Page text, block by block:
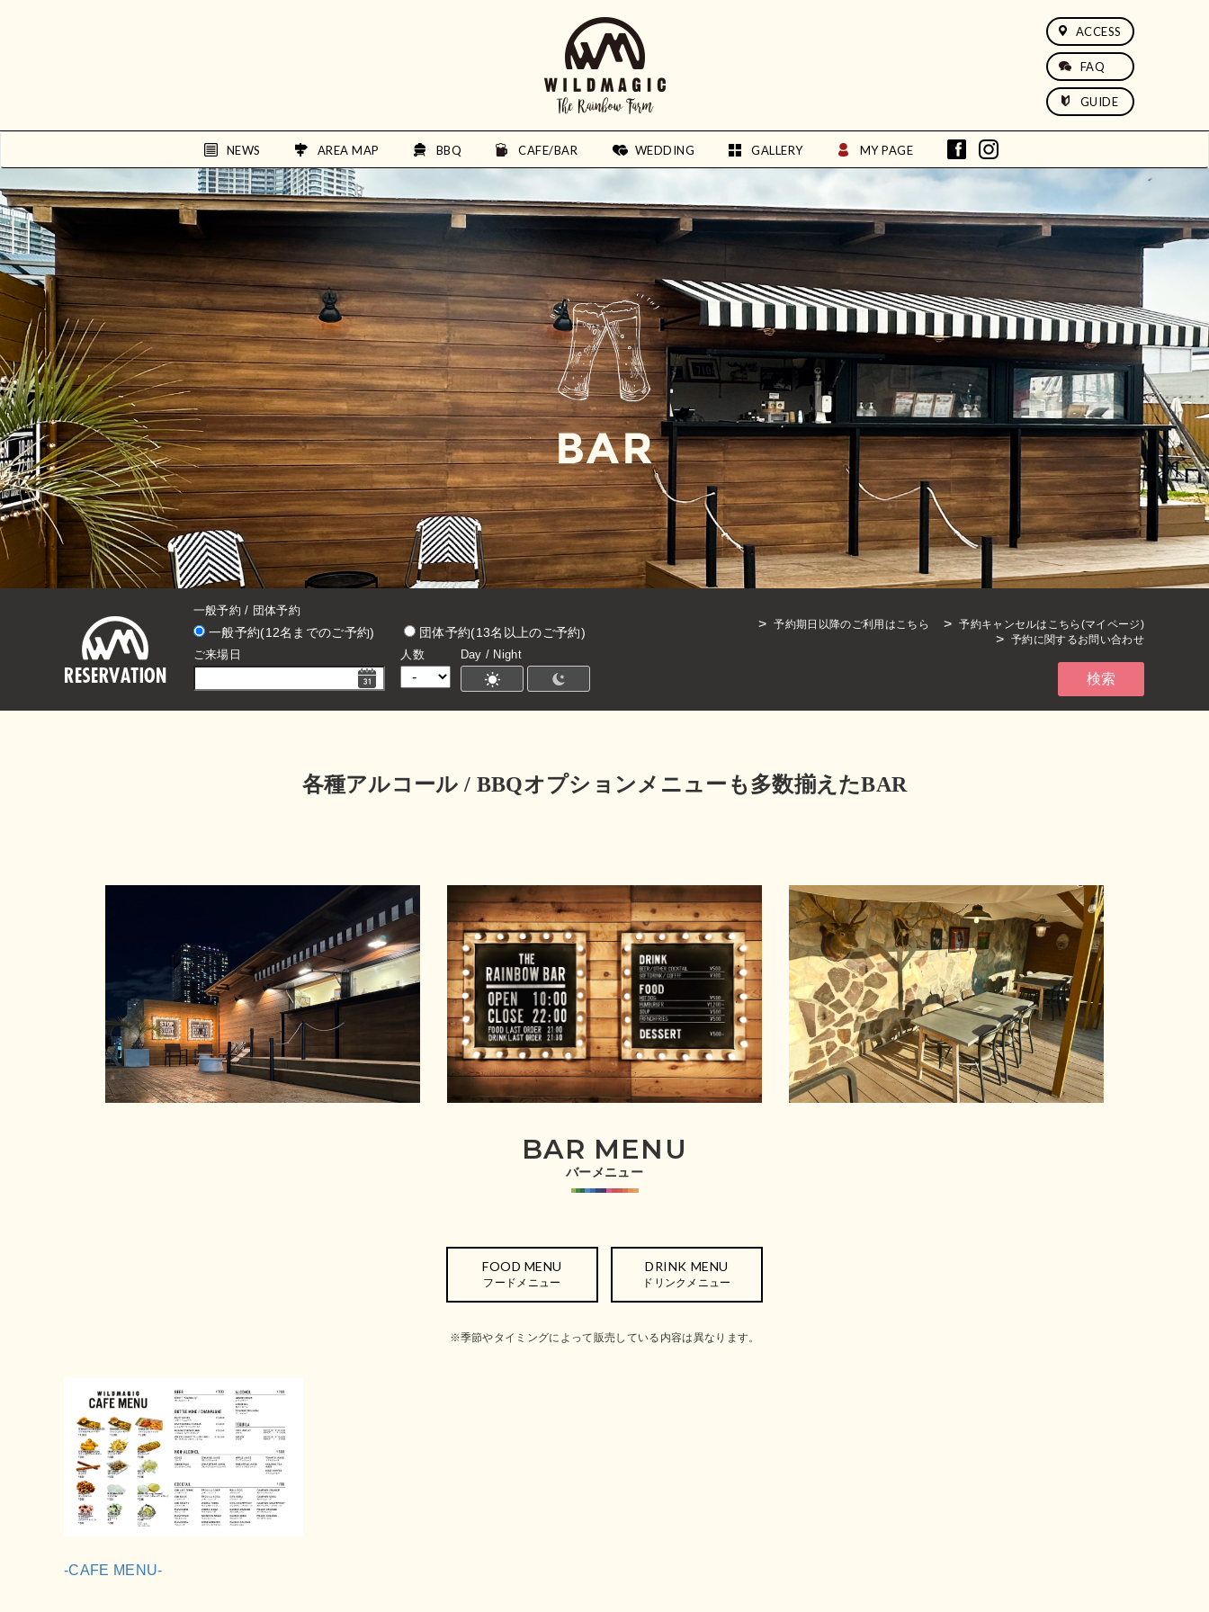
ACCESS
FAQ
GUIDE
NEWS AREA MAP BBQ CAFE/BAR WEDDING GALLERY MY PAGE
一般予約 / 団体予約
一般予約(12名までのご予約) 団体予約(13名以上のご予約)
ご来場日 人数 Day / Night
検索
予約期日以降のご利用はこちら
予約キャンセルはこちら(マイページ)
予約に関するお問い合わせ
各種アルコール / BBQオプションメニューも多数揃えたBAR
BAR MENU
バーメニュー
FOOD MENU
フードメニュー
DRINK MENU
ドリンクメニュー
※季節やタイミングによって販売している内容は異なります。
-CAFE MENU-